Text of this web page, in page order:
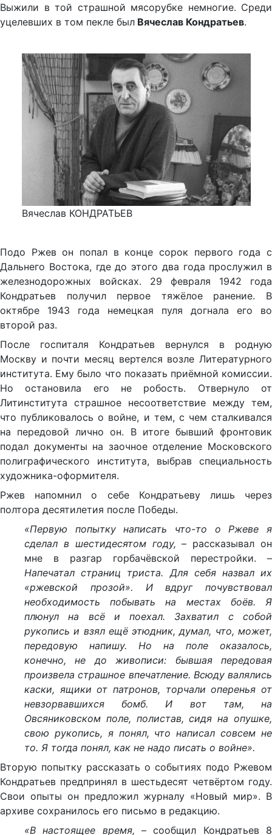
Выжили в той страшной мясорубке немногие. Среди
уцелевших в том пекле был Вячеслав Кондратьев.
Вячеслав КОНДРАТЬЕВ
Подо Ржев он попал в конце сорок первого года с
Дальнего Востока, где до этого два года прослужил в
железнодорожных войсках. 29 февраля 1942 года
Кондратьев получил первое тяжёлое ранение. В
октябре 1943 года немецкая пуля догнала его во
второй раз.
После госпиталя Кондратьев вернулся в родную
Москву и почти месяц вертелся возле Литературного
института. Ему было что показать приёмной комиссии.
Но остановила его не робость. Отвернуло от
Литинститута страшное несоответствие между тем,
что публиковалось о войне, и тем, с чем сталкивался
на передовой лично он. В итоге бывший фронтовик
подал документы на заочное отделение Московского
полиграфического института, выбрав специальность
художника-оформителя.
Ржев напомнил о себе Кондратьеву лишь через
полтора десятилетия после Победы.
«Первую попытку написать что-то о Ржеве я
сделал в шестидесятом году, – рассказывал он
мне в разгар горбачёвской перестройки. –
Напечатал страниц триста. Для себя назвал их
«ржевской прозой». И вдруг почувствовал
необходимость побывать на местах боёв. Я
плюнул на всё и поехал. Захватил с собой
рукопись и взял ещё этюдник, думал, что, может,
передовую напишу. Но на поле оказалось,
конечно, не до живописи: бывшая передовая
произвела страшное впечатление. Всюду валялись
каски, ящики от патронов, торчали оперенья от
невзорвавшихся бомб. И вот там, на
Овсяниковском поле, полистав, сидя на опушке,
свою рукопись, я понял, что написал совсем не
то. Я тогда понял, как не надо писать о войне».
Вторую попытку рассказать о событиях подо Ржевом
Кондратьев предпринял в шестьдесят четвёртом году.
Свои опыты он предложил журналу «Новый мир». В
архиве сохранилось его письмо в редакцию.
«В настоящее время, – сообщил Кондратьев 8